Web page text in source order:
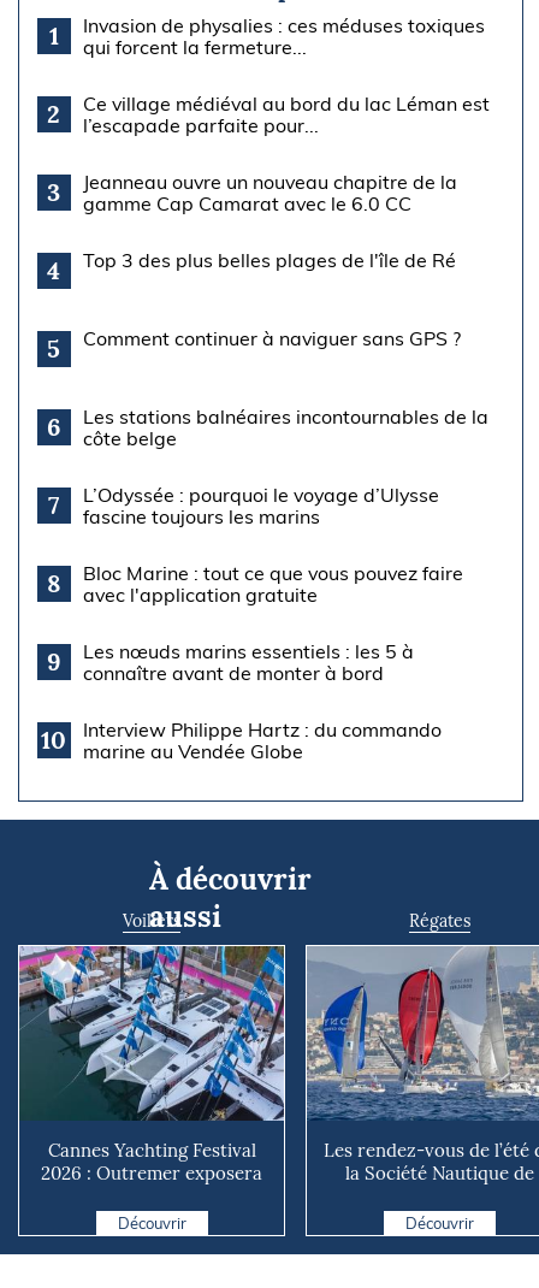
1
Invasion de physalies : ces méduses toxiques
qui forcent la fermeture...
2
Ce village médiéval au bord du lac Léman est
l’escapade parfaite pour...
3
Jeanneau ouvre un nouveau chapitre de la
gamme Cap Camarat avec le 6.0 CC
4 Top 3 des plus belles plages de l'île de Ré
5 Comment continuer à naviguer sans GPS ?
6
Les stations balnéaires incontournables de la
côte belge
7
L’Odyssée : pourquoi le voyage d’Ulysse
fascine toujours les marins
8
Bloc Marine : tout ce que vous pouvez faire
avec l'application gratuite
9
Les nœuds marins essentiels : les 5 à
connaître avant de monter à bord
10
Interview Philippe Hartz : du commando
marine au Vendée Globe
À découvrir
aussi
Voiliers
Cannes Yachting Festival
2026 : Outremer exposera
Découvrir
Régates
Les rendez-vous de l’été
la Société Nautique de
Découvrir